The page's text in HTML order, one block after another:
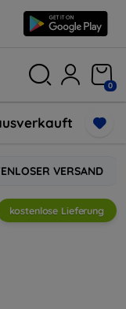
0
VERSAND
kostenlose Lieferung